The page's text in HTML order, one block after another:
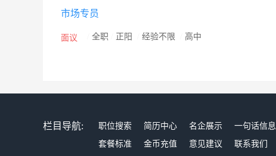
市场专员
面议 全职 正阳 经验不限 高中
栏目导航: 职位搜索 简历中心 名企展示 一句话信息
套餐标准
金币充值 意见建议 联系我们